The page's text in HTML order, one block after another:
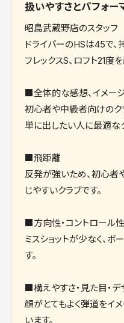
扱いやすさとパフォー
昭島武蔵野店のスタッフ
ドライバーのHSは45で、
フレックスS、ロフト21度
■全体的な感想、イメー
初心者や中級者向けのク
単に出したい人に最適な
■飛距離
反発が強いため、初心者
じやすいクラブです。
■方向性・コントロール性
ミスショットが少なく、
す。
■構えやすさ・見た目・デ
顔がとてもよく弾道をイ
います。